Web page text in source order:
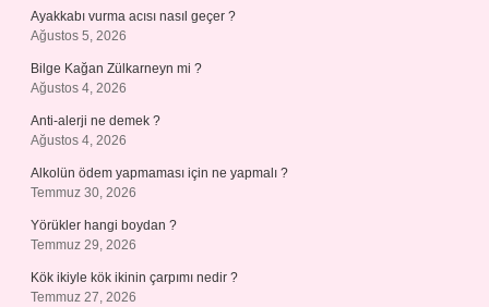
Ayakkabı vurma acısı nasıl geçer ?
Ağustos 5, 2026
Bilge Kağan Zülkarneyn mi ?
Ağustos 4, 2026
Anti-alerji ne demek ?
Ağustos 4, 2026
Alkolün ödem yapmaması için ne yapmalı ?
Temmuz 30, 2026
Yörükler hangi boydan ?
Temmuz 29, 2026
Kök ikiyle kök ikinin çarpımı nedir ?
Temmuz 27, 2026